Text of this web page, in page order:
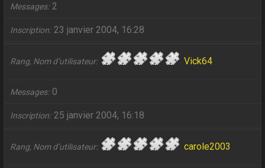
Messages 2
Inscription 23 janvier 2004, 16:28
Rang, Nom d’utilisateur Vick64
Messages 0
Inscription 25 janvier 2004, 16:18
Rang, Nom d’utilisateur carole2003